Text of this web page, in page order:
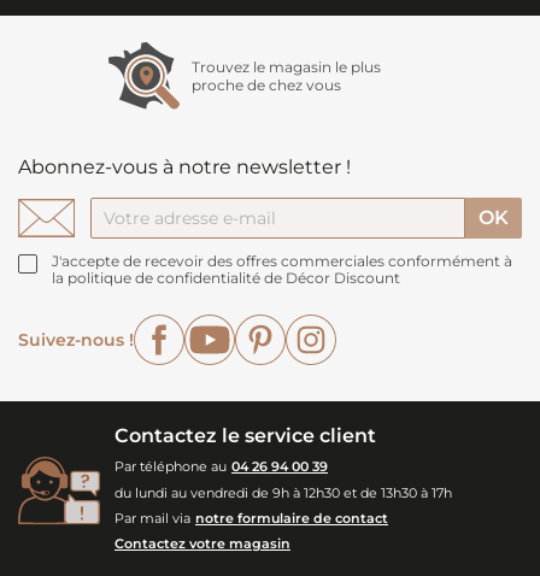
Trouvez le magasin le plus
proche de chez vous
Abonnez-vous à notre newsletter !
J'accepte de recevoir des offres commerciales conformément à
la politique de confidentialité de Décor Discount
Suivez-nous !
FacebookYouTubePinterest
Contactez le service client
Par téléphone au 04 26 94 00 39
du lundi au vendredi de 9h à 12h30 et de 13h30 à 17h
Par mail via notre formulaire de contact
Contactez votre magasin